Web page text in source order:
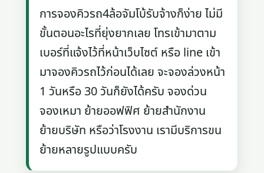
การจองคิวรถ4ล้อจัมโบ้รับจ้างก็ง่าย ไม่มี
ขั้นตอนอะไรที่ยุ่งยากเลย โทรเข้ามาตาม
เบอร์ที่แจ้งไว้ที่หน้าเว็บไซต์ หรือ line เข้า
มาจองคิวรถไว้ก่อนได้เลย จะจองล่วงหน้า
1 วันหรือ 30 วันก็ยังได้ครับ จองด่วน
จองเหมา ย้ายออฟฟิศ ย้ายสำนักงาน
ย้ายบริษัท หรือว่าโรงงาน เรามีบริการขน
ย้ายหลายรูปแบบครับ